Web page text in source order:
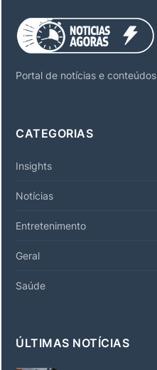
Portal de notícias e conteúdos
CATEGORIAS
Insights
Notícias
Entretenimento
Geral
Saúde
ÚLTIMAS NOTÍCIAS